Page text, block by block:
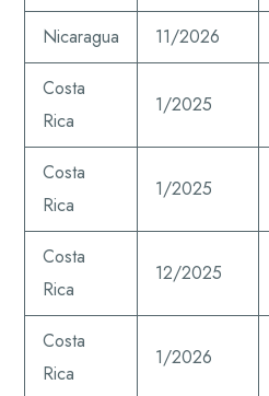
Nicaragua 11/2026
Costa
Rica
1/2025
Costa
Rica
1/2025
Costa
Rica
12/2025
Costa
Rica
1/2026